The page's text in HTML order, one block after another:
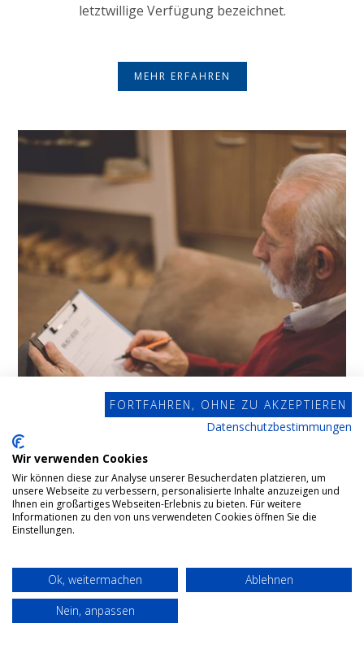
letztwillige Verfügung bezeichnet.
MEHR ERFAHREN
Testamentsvollstreckung
Nachlass bekommt. Trotzdem kann hierbei schnell
ein Chaos entstehen. In einem solchen Fall kommt
der Testamentsvollstrecker ins Spiel.
FORTFAHREN, OHNE ZU AKZEPTIEREN
Datenschutzbestimmungen
Wir verwenden Cookies
Wir können diese zur Analyse unserer Besucherdaten platzieren, um
unsere Webseite zu verbessern, personalisierte Inhalte anzuzeigen und
Ihnen ein großartiges Webseiten-Erlebnis zu bieten. Für weitere
Informationen zu den von uns verwendeten Cookies öffnen Sie die
Einstellungen.
Ok, weitermachen
Ablehnen
Nein, anpassen